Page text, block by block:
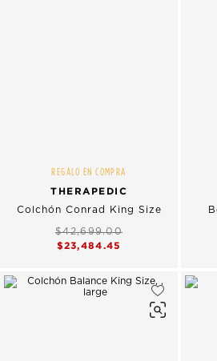
REGALO EN COMPRA
THERAPEDIC
Colchón Conrad King Size
$42,699.00
$23,484.45